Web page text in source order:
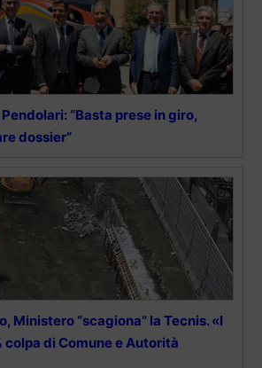
“Basta prese in giro,
dossier”
Ministero “scagiona” la Tecnis. «I
colpa di Comune e Autorità